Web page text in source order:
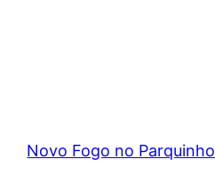
Novo Fogo no Parquinho